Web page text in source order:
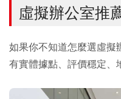
虛擬辦公室推
如果你不知道怎麼選虛擬
有實體據點、評價穩定、